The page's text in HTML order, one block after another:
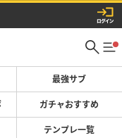
最強サブ
ガチャおすすめ
テンプレ一覧